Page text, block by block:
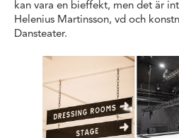
kan vara en bieffekt, men det är
Helenius Martinsson, vd och
Dansteater.